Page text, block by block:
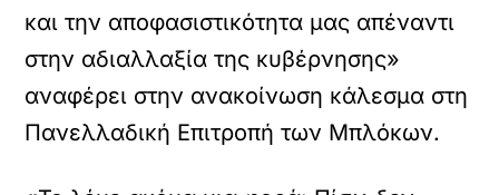
και την αποφασιστικότητα μας απέναντι
στην αδιαλλαξία της κυβέρνησης»
αναφέρει στην ανακοίνωση κάλεσμα στη
Πανελλαδική Επιτροπή των Μπλόκων.